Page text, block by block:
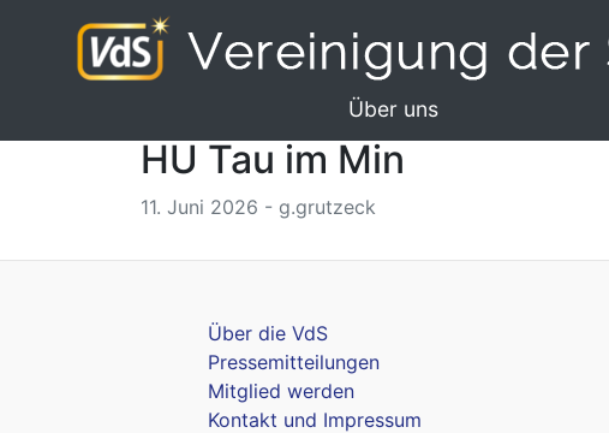
Über uns
HU Tau im Min
11. Juni 2026 - g.grutzeck
Über die VdS
Pressemitteilungen
Mitglied werden
Kontakt und Impressum